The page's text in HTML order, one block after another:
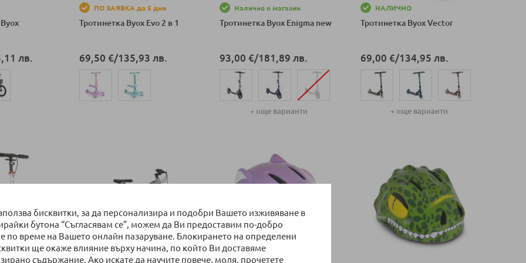
бисквитки, за да персонализира и подобри Вашето изживяване в
бутона “Съгласявам се”, можем да Ви предоставим по-добро
по време на Вашето онлайн пазаруване. Блокирането на определени
ще окаже влияние върху начина, по който Ви доставяме
съдържание. Ако искате да научите повече, моля, прочетете
лв.
ПО ЗАЯВКА до 5 дни
Тротинетка Byox Evo 2 в 1
69,50 €/135,93 лв.
Налично в магазин
Тротинетка Byox Enigma new
93,00 €/181,89 лв.
+ още варианти
НАЛИЧНО
Тротинетка Byox Vector
69,00 €/134,95 лв.
+ още варианти